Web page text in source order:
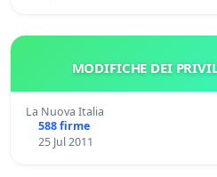
MODIFICHE DEI
La Nuova Italia
588 firme
25 Jul 2011